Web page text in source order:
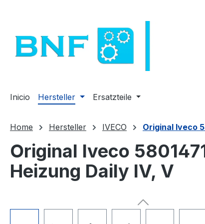
Inicio Hersteller Ersatzteile
Home Hersteller IVECO Original Iveco
Original Iveco
Heizung Daily IV, V